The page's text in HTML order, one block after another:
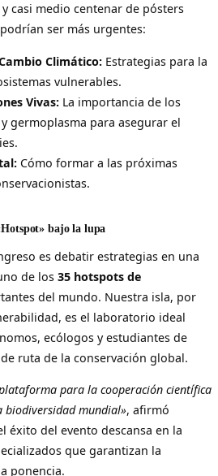
casi medio centenar de pósters
ser más urgentes:
Climático: Estrategias para la
vulnerables.
Vivas: La importancia de los
germoplasma para asegurar el
Cómo formar a las próximas
bajo la lupa
es debatir estrategias en una
de los 35 hotspots de
del mundo. Nuestra isla, por
es el laboratorio ideal
ecólogos y estudiantes de
ruta de la conservación global.
para la cooperación científica
biodiversidad mundial», afirmó
éxito del evento descansa en la
que garantizan la
ponencia.